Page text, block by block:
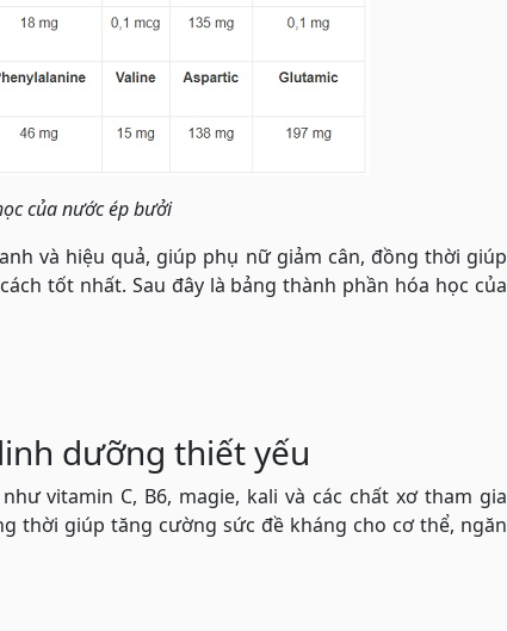
của nước ép bưởi
và hiệu quả, giúp phụ nữ giảm cân, đồng thời giúp
tốt nhất. Sau đây là bảng thành phần hóa học của
dưỡng thiết yếu
vitamin C, B6, magie, kali và các chất xơ tham gia
thời giúp tăng cường sức đề kháng cho cơ thể, ngăn